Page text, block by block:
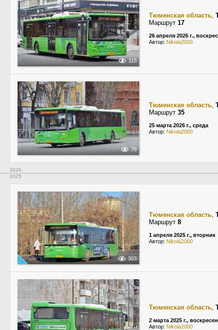
115
Тюменская область,
Маршрут 17
26 апреля 2026 г.,
Автор: Nikola2000
78
Тюменская область,
Маршрут 35
25 марта 2026 г., среда
Автор: Nikola2000
2026
2025
303
Тюменская область,
Маршрут 8
1 апреля 2025 г., вторник
Автор: Nikola2000
Тюменская область,
2 марта 2025 г.,
Автор: Nikola2000